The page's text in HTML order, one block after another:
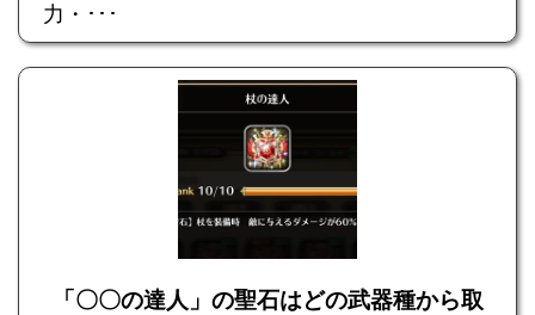
力・･･･
「〇〇の達人」の聖石はどの武器種から取